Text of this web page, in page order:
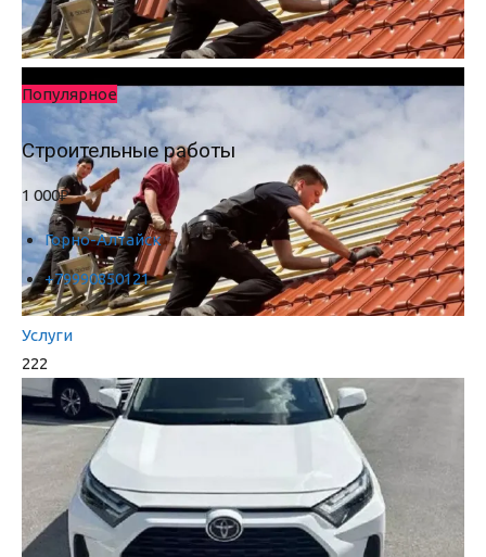
Популярное
Строительные работы
1 000₽
Горно-Алтайск
+79990850121
Услуги
222